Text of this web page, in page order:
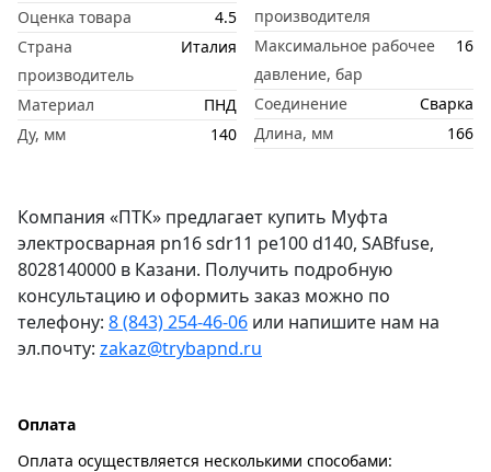
Оценка товара
4.5
Страна
производитель
Италия
Материал
ПНД
Ду, мм
140
производителя
Максимальное рабочее
давление, бар
16
Соединение
Сварка
Длина, мм
166
Компания «ПТК» предлагает купить Муфта
электросварная pn16 sdr11 pe100 d140, SABfuse,
8028140000 в Казани. Получить подробную
консультацию и оформить заказ можно по
телефону: 8 (843) 254-46-06 или напишите нам на
эл.почту: zakaz@trybapnd.ru
Оплата
Оплата осуществляется несколькими способами: